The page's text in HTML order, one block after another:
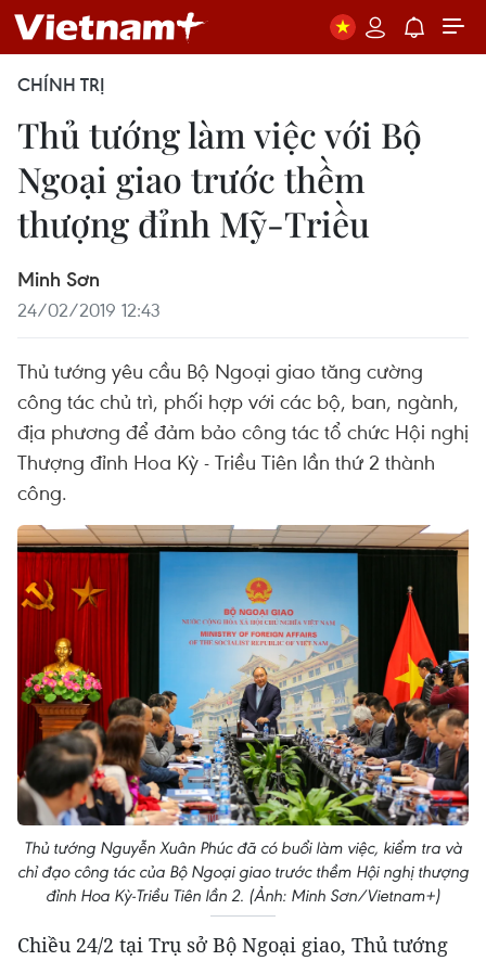
CHÍNH TRỊ
Thủ tướng làm việc với Bộ
Ngoại giao trước thềm
thượng đỉnh Mỹ-Triều
Minh Sơn
24/02/2019 12:43
Thủ tướng yêu cầu Bộ Ngoại giao tăng cường
công tác chủ trì, phối hợp với các bộ, ban, ngành,
địa phương để đảm bảo công tác tổ chức Hội nghị
Thượng đỉnh Hoa Kỳ - Triều Tiên lần thứ 2 thành
công.
Thủ tướng Nguyễn Xuân Phúc đã có buổi làm việc, kiểm tra và
chỉ đạo công tác của Bộ Ngoại giao trước thềm Hội nghị thượng
đỉnh Hoa Kỳ-Triều Tiên lần 2. (Ảnh: Minh Sơn/Vietnam+)
Chiều 24/2 tại Trụ sở Bộ Ngoại giao, Thủ tướng